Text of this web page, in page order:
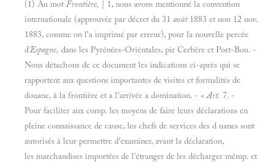
(1) Au motFrontière, | 1, nous avons mentionné la convention
internationale (approuvée par décret du 31 août1883 et non 12 nov.
1883, comme on l'a imprimé par erreur), pour la nouvelle percée
d'Espagne, dans les Pyrénées-Oriéntales, pir Cerbère et Port-Bou. -
Nous détachons de ce document les indications ci-après qui se
rapportent aux questions importantes de visites et formalités de
douane, à la frontière et a l'arrivée a domination. - «Art. 7. -
Pour faciliter aux comp. les moyens de faire leurs déclarations en
pleine connaissance de cause, les chefs de services des d uanes sont
autorisés à leur permettre d'examiner, avant la déclaration,
les marchandises importées de l'étranger de les décharger mêmp. et